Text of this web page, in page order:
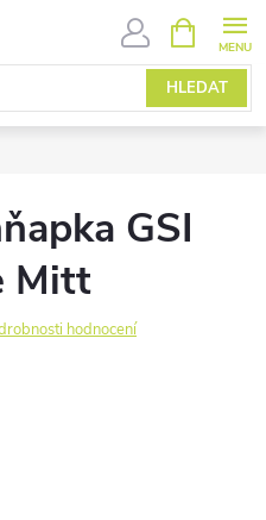
HLEDAT
NÁKUPNÍ
KOŠÍK
GSI
Mitt
hodnocení